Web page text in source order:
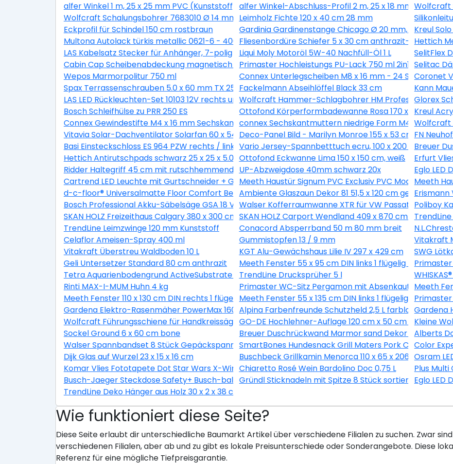
alfer Winkel 1 m, 25 x 25 mm PVC (Kunststoff) glatt weissalfer Winkel-Abschluss-Profil 2 m, 25 x 18 mmWolfcraft
Wolfcraft Schalungsbohrer 7683010 Ø 14 mm Leimholz Fichte 120 x 40 cm 28 mm
Eckprofil für Schindel 150 cm rostbraun
Gardinia Gardinenstange Chicago Ø 20 mm, edelstahl-
Kreul
Multona Autolack türkis metallic 0621-6 - 400mlFliesenbordüre Schiefer 5 x 30 cm anthrazit-braun
Hettich
LAS Kabelsatz Stecker für Anhänger, 7-polig
Liqui Moly Motoröl 5W-40 Nachfüll-Öl 1 L
SelitFlex
Cabin Cap Scheibenabdeckung magnetisch für PKW 94x270cmPrimaster Hochleistungs PU-Lack 750 ml 2in1Selitac
Wepos Marmorpolitur 750 ml
Connex Unterlegscheiben M8 x 16 mm - 24 Stk.Coronet
Spax Terrassenschrauben 5.0 x 60 mm TX 25 - 200 Stk.Fackelmann Abseihlöffel Black 33 cm
Kann
LAS LED Rückleuchten-Set 10103 12V rechts und linksWolfcraft Hammer-Schlagbohrer HM Professional
Glorex
Bosch Schleifhülse zu PRR 250 ES
Ottofond Körperformbadewanne Rosa 170 x 75 cm,
Kreul
Connex Gewindestifte M4 x 16 mm Sechskant Innen 2 mm - 20 Stk.connex Sechskantmuttern niedrige Form M4 Stahl
Wolfcraft
Vitavia Solar-Dachventilator Solarfan 60 x 54,4 cmDeco-Panel Bild - Marilyn Monroe 155 x 53 cm FN
Basi Einsteckschloss ES 964 PZW rechts / links Vario Jersey-Spannbetttuch ecru, 100 x 200 cmBreuer
Hettich Antirutschpads schwarz 25 x 25 x 5.0 mm - 18 StückOttofond Eckwanne Lima 150 x 150 cm, weiß
Erfurt
Ridder Haltegriff 45 cm mit rutschhemmender GriffflächeUP-Abzweigdose 40mm schwarz 20x
Eglo LED
Cartrend LED Leuchte mit Gurtschneider + GlasbrecherMeeth Haustür Signum PVC Exclusiv PVC Modell 70 88
Meeth
d-c-floor® Universalmatte Floor Comfort Beachwood 50 x 80 cmAmbiente Glaszaun Dekor 81 51,5 x 120 cm gehärtetes
Erismann
Bosch Professional Akku-Säbelsäge GSA 18 V-LI C Solo in L-BoxxWalser Kofferraumwanne XTR für VW Passat (B6)Poliboy
SKAN HOLZ Freizeithaus Calgary 380 x 300 cm mit 2. Schalung, naturSKAN HOLZ Carport Wendland 409 x 870 cm mit
TrendLine Leimzwinge 120 mm Kunststoff
Conacord Absperrband 50 m 80 mm breit
Celaflor Ameisen-Spray 400 ml
Gummistopfen 13 / 9 mm
Vitakraft
Vitakraft Überstreu Waldboden 10 L
KGT Alu-Gewächshaus Lilie IV 297 x 429 cm
SWG
Geli Untersetzer Standard 80 cm anthrazit
Meeth Fenster 55 x 95 cm DIN links 1 flügelig Dreh-Kipp
Tetra Aquarienbodengrund ActiveSubstrate 3LTrendLine Drucksprüher 5 l
Rinti MAX-I-MUM Huhn 4 kg
Primaster WC-Sitz Pergamon mit Absenkautomatik
Meeth
Meeth Fenster 110 x 130 cm DIN rechts 1 flügelig Dreh-Kipp weiß/ titanMeeth Fenster 55 x 135 cm DIN links 1 flügelig Dreh-
Gardena Elektro-Rasenmäher PowerMax 1600/37 inkl. ErsatzmesserAlpina Farbenfreunde Schutzheld 2,5 L farblos matt
Gardena
Wolfcraft Führungsschiene für Handkreissäge 190 x 1450 x 12 mmGO-DE Hochlehner-Auflage 120 cm x 50 cm x 7 cm,
Kleine
Sockel Ground 6 x 60 cm bone
Breuer Duschrückwand Marmor sand Dekor 150 x 255 x
Alberts
Walser Spannbandset 8 Stück Gepäckspanner 8 teiligSmartBones Hundesnack Grill Maters Pork Chop 3 Stück
Color
Dijk Glas auf Wurzel 23 x 15 x 16 cm
Buschbeck Grillkamin Menorca 110 x 65 x 206 cmOsram
Komar Vlies Fototapete Dot Star Wars X-Wing Ø 128 cm selbstklebend
Chiaretto Rosé Wein Bardolino Doc 0,75 L
Plus
Busch-Jaeger Steckdose Safety+ Busch-balance® SI, alpinweiß, 20 EUCB-914
Gründl Sticknadeln mit Spitze 8 Stück sortiert Eglo
TrendLine Deko Hänger aus Holz 30 x 2 x 38 cm
Wie funktioniert diese Seite?
Diese Seite erlaubt dir unterschiedliche Baumarkt Artikel über verschiedene Filialen zu suchen. Zwar
verschiedenen Filialen, aber ab und zu gibt es lokale Preisunterschiede oder Sonderangebote. Diese
Referenz für eine mögliche Tiefpreisgarantie.